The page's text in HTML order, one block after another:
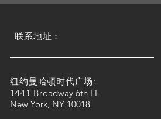
​联系地址：
纽约曼哈顿时代广场:
1441 Broadway 6th FL
New York, NY 10018